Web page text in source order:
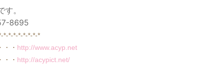
。
8695
*-*-*-*-*-*-*-*
・ http://www.acyp.net
・ http://acypict.net/